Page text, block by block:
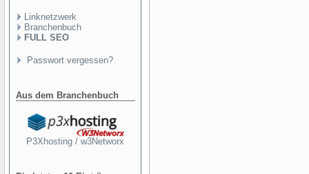
Linknetzwerk
Branchenbuch
FULL SEO
Passwort vergessen?
Aus dem Branchenbuch
P3Xhosting / w3Networx